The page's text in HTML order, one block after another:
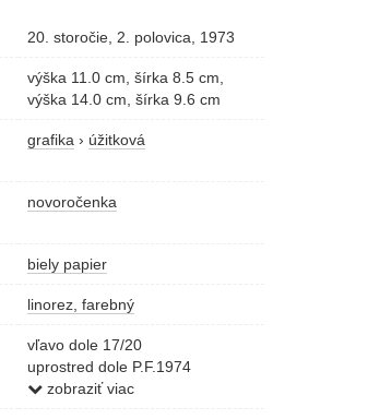
20. storočie, 2. polovica, 1973
výška 11.0 cm, šírka 8.5 cm,
výška 14.0 cm, šírka 9.6 cm
grafika › úžitková
novoročenka
biely papier
linorez, farebný
vľavo dole 17/20
uprostred dole P.F.1974
vpravo dole Kráľ 73
zobraziť viac